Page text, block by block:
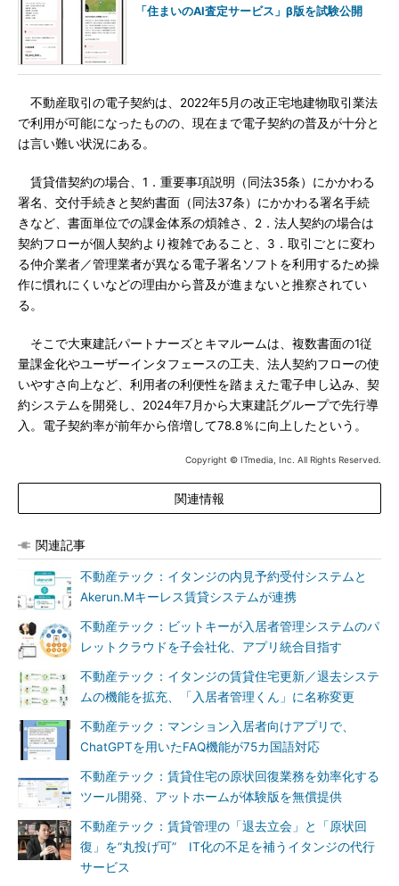
「住まいのAI査定サービス」β版を試験公開
不動産取引の電子契約は、2022年5月の改正宅地建物取引業法
で利用が可能になったものの、現在まで電子契約の普及が十分と
は言い難い状況にある。
賃貸借契約の場合、1．重要事項説明（同法35条）にかかわる
署名、交付手続きと契約書面（同法37条）にかかわる署名手続
きなど、書面単位での課金体系の煩雑さ、2．法人契約の場合は
契約フローが個人契約より複雑であること、3．取引ごとに変わ
る仲介業者／管理業者が異なる電子署名ソフトを利用するため操
作に慣れにくいなどの理由から普及が進まないと推察されてい
る。
そこで大東建託パートナーズとキマルームは、複数書面の1従
量課金化やユーザーインタフェースの工夫、法人契約フローの使
いやすさ向上など、利用者の利便性を踏まえた電子申し込み、契
約システムを開発し、2024年7月から大東建託グループで先行導
入。電子契約率が前年から倍増して78.8％に向上したという。
Copyright © ITmedia, Inc. All Rights Reserved.
関連情報
関連記事
不動産テック：イタンジの内見予約受付システムと
Akerun.Mキーレス賃貸システムが連携
不動産テック：ビットキーが入居者管理システムのパ
レットクラウドを子会社化、アプリ統合目指す
不動産テック：イタンジの賃貸住宅更新／退去システ
ムの機能を拡充、「入居者管理くん」に名称変更
不動産テック：マンション入居者向けアプリで、
ChatGPTを用いたFAQ機能が75カ国語対応
不動産テック：賃貸住宅の原状回復業務を効率化する
ツール開発、アットホームが体験版を無償提供
不動産テック：賃貸管理の「退去立会」と「原状回
復」を“丸投げ可” IT化の不足を補うイタンジの代行
サービス